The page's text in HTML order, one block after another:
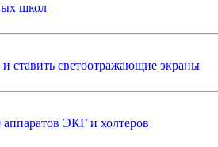
школ
ставить светоотражающие экраны
ЭКГ и холтеров